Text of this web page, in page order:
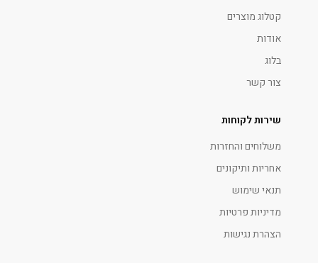
קטלוג מוצרים
אודות
בלוג
צור קשר
שירות לקוחות
משלוחים והחזרות
אחריות ותיקונים
תנאי שימוש
מדיניות פרטיות
הצהרת נגישות